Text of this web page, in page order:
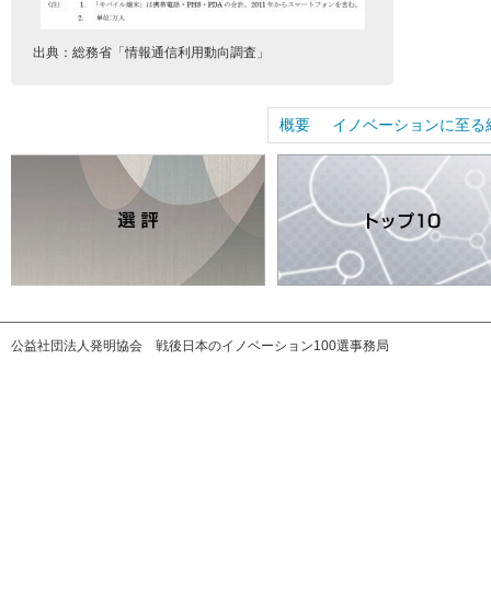
出典：総務省「情報通信利用動向調査」
イノベーションに至る
概要
公益社団法人発明協会 戦後日本のイノベーション100選事務局